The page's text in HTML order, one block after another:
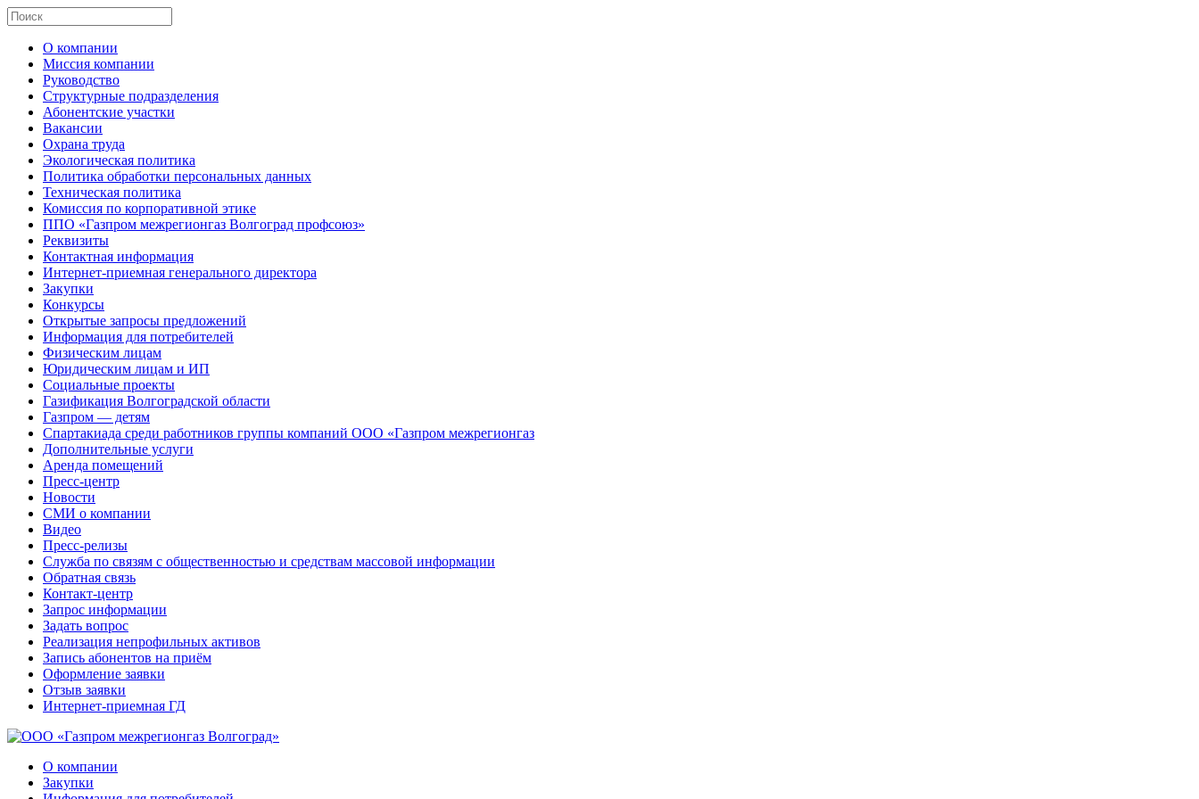
О компании
Миссия компании
Руководство
Структурные подразделения
Абонентские участки
Вакансии
Охрана труда
Экологическая политика
Политика обработки персональных данных
Техническая политика
Комиссия по корпоративной этике
ППО «Газпром межрегионгаз Волгоград профсоюз»
Реквизиты
Контактная информация
Интернет-приемная генерального директора
Закупки
Конкурсы
Открытые запросы предложений
Информация для потребителей
Физическим лицам
Юридическим лицам и ИП
Социальные проекты
Газификация Волгоградской области
Газпром — детям
Спартакиада среди работников группы компаний ООО «Газпром межрегионгаз
Дополнительные услуги
Аренда помещений
Пресс-центр
Новости
СМИ о компании
Видео
Пресс-релизы
Служба по связям с общественностью и средствам массовой информации
Обратная связь
Контакт-центр
Запрос информации
Задать вопрос
Реализация непрофильных активов
Запись абонентов на приём
Оформление заявки
Отзыв заявки
Интернет-приемная ГД
О компании
Закупки